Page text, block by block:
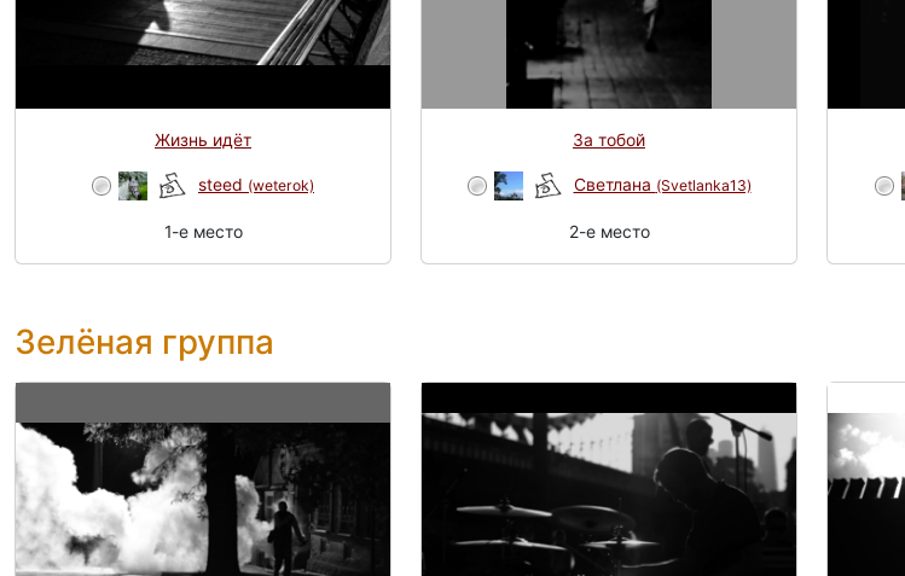
Жизнь идёт
steed (weterok)
1-e место
За тобой
Светлана (Svetlanka13)
2-e место
Зелёная группа